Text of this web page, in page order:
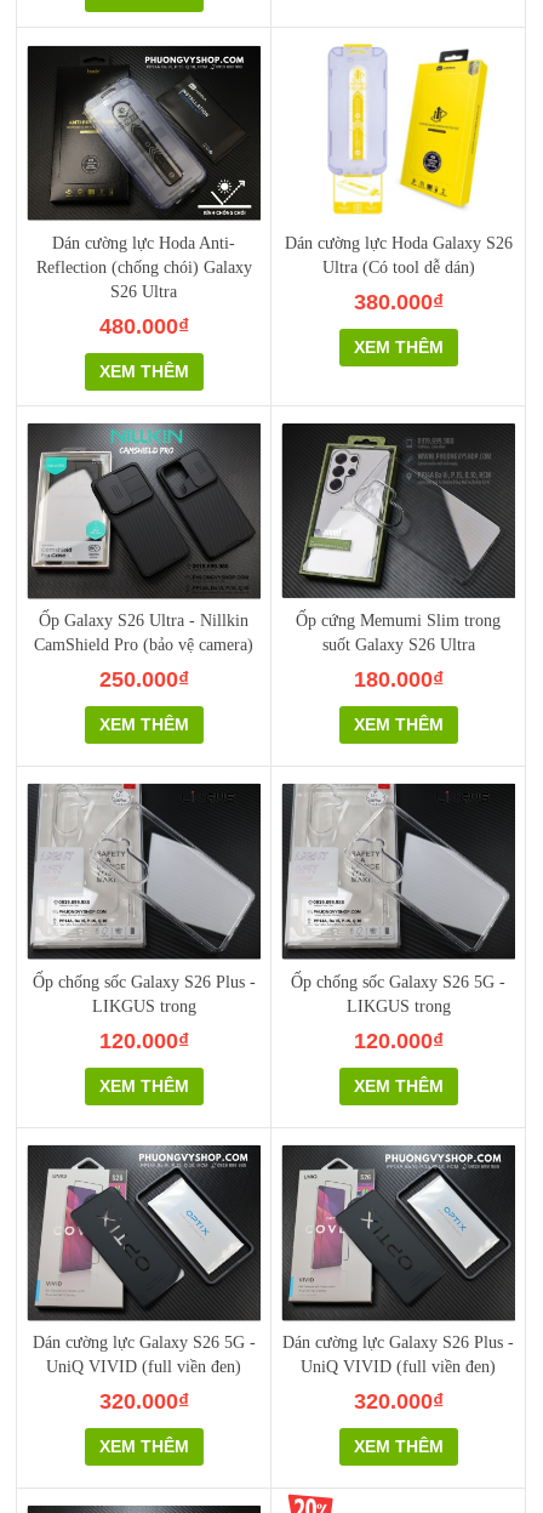
Dán cường lực Hoda Anti-
Reflection (chống chói) Galaxy
S26 Ultra
480.000₫
XEM THÊM
Dán cường lực Hoda Galaxy S26
Ultra (Có tool dễ dán)
380.000₫
XEM THÊM
Ốp Galaxy S26 Ultra - Nillkin
CamShield Pro (bảo vệ camera)
250.000₫
XEM THÊM
Ốp cứng Memumi Slim trong
suốt Galaxy S26 Ultra
180.000₫
XEM THÊM
Ốp chống sốc Galaxy S26 Plus -
LIKGUS trong
120.000₫
XEM THÊM
Ốp chống sốc Galaxy S26 5G -
LIKGUS trong
120.000₫
XEM THÊM
Dán cường lực Galaxy S26 5G -
UniQ VIVID (full viền đen)
320.000₫
XEM THÊM
Dán cường lực Galaxy S26 Plus -
UniQ VIVID (full viền đen)
320.000₫
XEM THÊM